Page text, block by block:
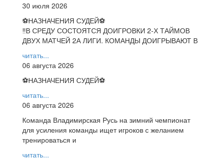
30 июля 2026
⚽НАЗНАЧЕНИЯ СУДЕЙ⚽
‼В СРЕДУ СОСТОЯТСЯ ДОИГРОВКИ 2-Х ТАЙМОВ
ДВУХ МАТЧЕЙ 2А ЛИГИ. КОМАНДЫ ДОИГРЫВАЮТ В
читать...
06 августа 2026
⚽НАЗНАЧЕНИЯ СУДЕЙ⚽
читать...
06 августа 2026
Команда Владимирская Русь на зимний чемпионат
для усиления команды ищет игроков с желанием
тренироваться и
читать...